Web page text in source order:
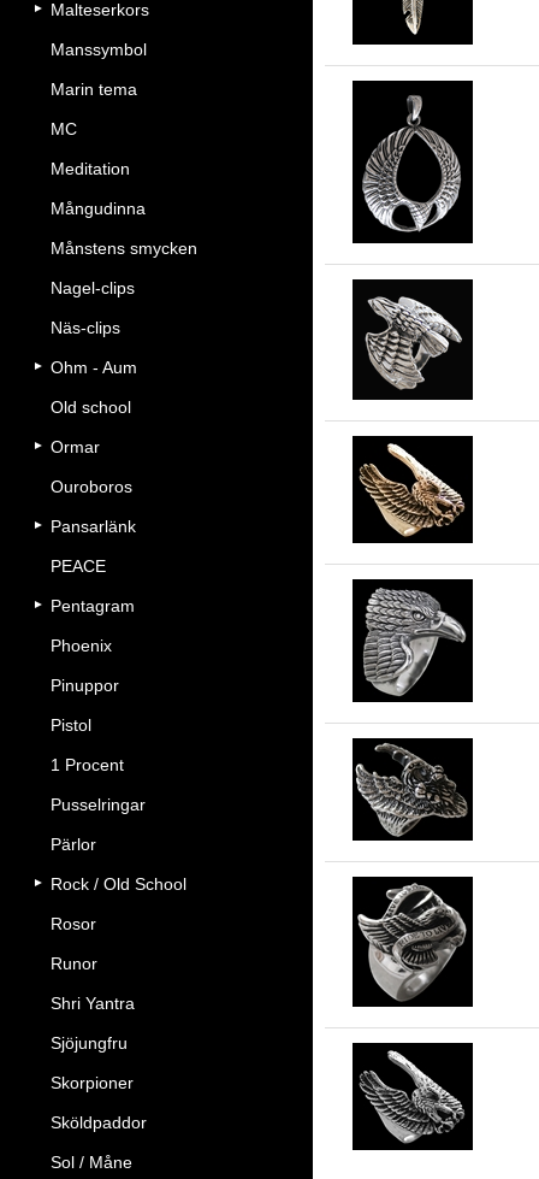
Malteserkors
Manssymbol
Marin tema
MC
Meditation
Mångudinna
Månstens smycken
Nagel-clips
Näs-clips
Ohm - Aum
Old school
Ormar
Ouroboros
Pansarlänk
PEACE
Pentagram
Phoenix
Pinuppor
Pistol
1 Procent
Pusselringar
Pärlor
Rock / Old School
Rosor
Runor
Shri Yantra
Sjöjungfru
Skorpioner
Sköldpaddor
Sol / Måne